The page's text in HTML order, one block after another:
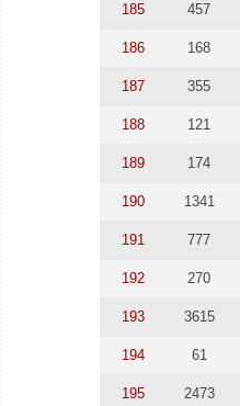
185 457
186 168
187 355
188 121
189 174
190 1341
191 777
192 270
193 3615
194 61
195 2473